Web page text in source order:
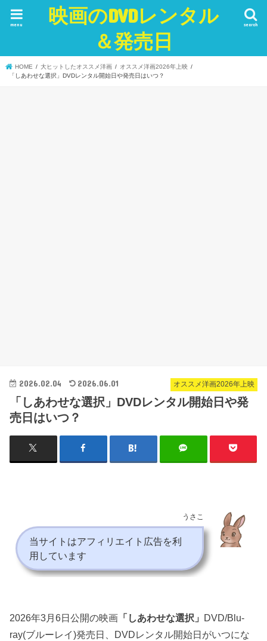
映画のDVDレンタル
＆発売日
search
menu
HOME 大ヒットしたオススメ洋画
オススメ洋画2026年上映
「しあわせな選択」DVDレンタル開始日や発売日はいつ？
オススメ洋画2026年上映
2026.02.04 2026.06.01
「しあわせな選択」DVDレンタル開始日や発
売日はいつ？
うさこ
当サイトはアフィリエイト広告を利
用しています
2026年3月6日公開の映画 「しあわせな選択」 DVD/Blu-
ray(ブルーレイ)発売日、DVDレンタル開始日がいつにな